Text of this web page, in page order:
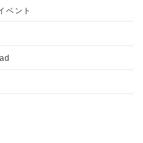
ベント